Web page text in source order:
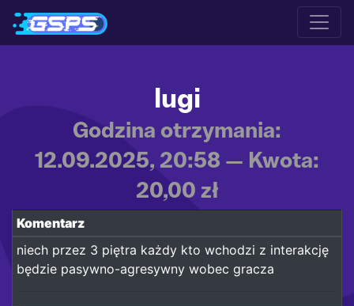
lugi
Godzina otrzymania:
12.09.2025, 20:58 — Kwota:
20,00 zł
Komentarz
niech przez 3 piętra każdy kto wchodzi z interakcję
będzie pasywno-agresywny wobec gracza